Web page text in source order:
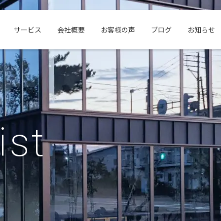
サービス 会社概要 お客様の声 ブログ お知らせ